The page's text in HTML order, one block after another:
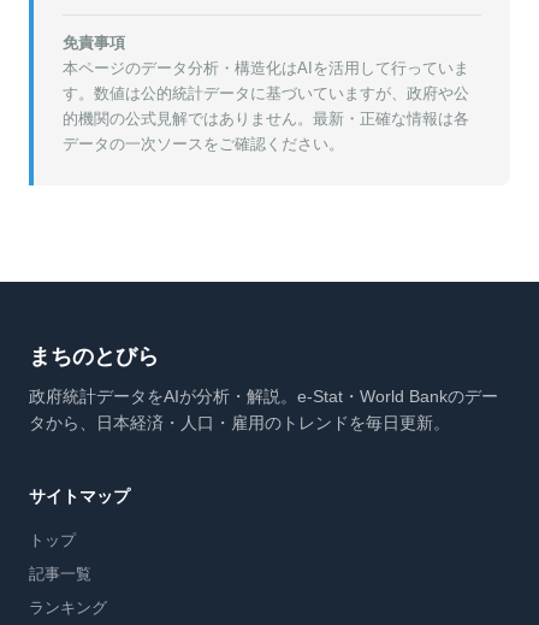
免責事項
本ページのデータ分析・構造化はAIを活用して行っていま
す。数値は公的統計データに基づいていますが、政府や公
的機関の公式見解ではありません。最新・正確な情報は各
データの一次ソースをご確認ください。
まちのとびら
政府統計データをAIが分析・解説。e-Stat・World Bankのデー
タから、日本経済・人口・雇用のトレンドを毎日更新。
サイトマップ
トップ
記事一覧
ランキング